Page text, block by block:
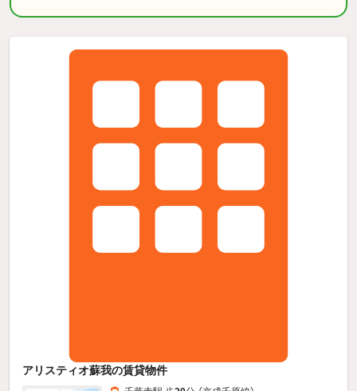
アリスティオ蘇我の賃貸物件